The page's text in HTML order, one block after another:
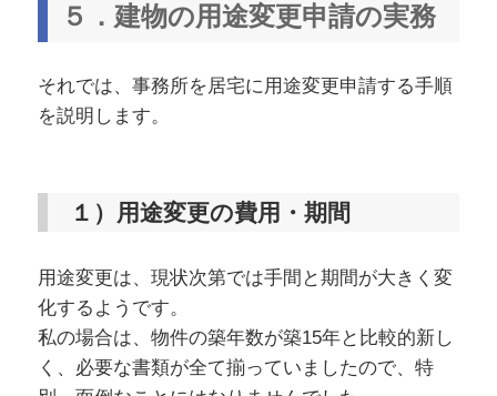
５．建物の用途変更申請の実務
それでは、事務所を居宅に用途変更申請する手順
を説明します。
１）用途変更の費用・期間
用途変更は、現状次第では手間と期間が大きく変
化するようです。
私の場合は、物件の築年数が築15年と比較的新し
く、必要な書類が全て揃っていましたので、特